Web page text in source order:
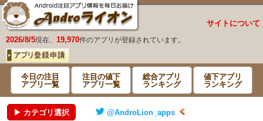
サイトについて
2026/8/5現在、 19,970件のアプリが登録されています。
今日の注目
アプリ一覧
注目の値下
アプリ一覧
総合アプリ
ランキング
値下アプリ
ランキング
▶ カテゴリ選択 @AndroLion_apps